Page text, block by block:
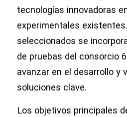
tecnologías innovadoras
experimentales
seleccionados se
de pruebas del consorcio
avanzar en el desarrollo y
soluciones clave.
Los objetivos principales